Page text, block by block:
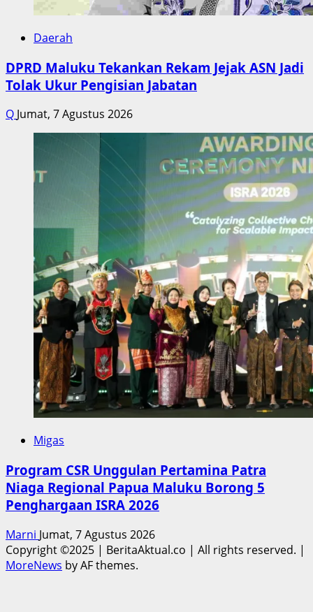
Daerah
DPRD Maluku Tekankan Rekam Jejak ASN Jadi
Tolak Ukur Pengisian Jabatan
Q Jumat, 7 Agustus 2026
Migas
Program CSR Unggulan Pertamina Patra
Niaga Regional Papua Maluku Borong 5
Penghargaan ISRA 2026
Marni Jumat, 7 Agustus 2026
Copyright ©2025 | BeritaAktual.co | All rights reserved. |
MoreNews by AF themes.